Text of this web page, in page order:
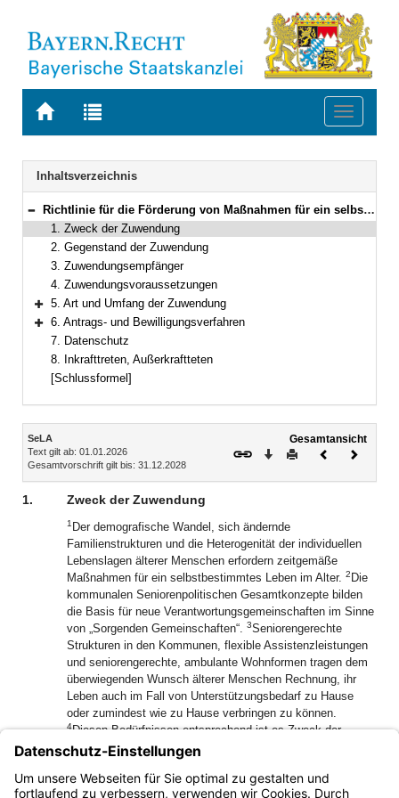
Zur
BAYERN.RECHT
Zur
letzten
Suche
Toggle
Navigation
Inhaltsverzeichnis
Bereich reduzieren
Richtlinie für die Förderung von Maßnahmen für ein selbstbestimmtes Leben im Alter
1. Zweck der Zuwendung
2. Gegenstand der Zuwendung
3. Zuwendungsempfänger
4. Zuwendungsvoraussetzungen
Bereich erweitern
5. Art und Umfang der Zuwendung
Bereich erweitern
6. Antrags- und Bewilligungsverfahren
7. Datenschutz
8. Inkrafttreten, Außerkraftteten
[Schlussformel]
Inhalt
SeLA
Text gilt ab: 01.01.2026
Gesamtvorschrift gilt bis: 31.12.2028
Gesamtansicht
Download
DruckenVorheriges
1. Zweck der Zuwendung
1 Der demografische Wandel, sich ändernde
Familienstrukturen und die Heterogenität der individuellen
Lebenslagen älterer Menschen erfordern zeitgemäße
Maßnahmen für ein selbstbestimmtes Leben im Alter. 2 Die
kommunalen Seniorenpolitischen Gesamtkonzepte bilden
die Basis für neue Verantwortungsgemeinschaften im Sinne
von „Sorgenden Gemeinschaften“. 3Seniorengerechte
Strukturen in den Kommunen, flexible Assistenzleistungen
und seniorengerechte, ambulante Wohnformen tragen dem
überwiegenden Wunsch älterer Menschen Rechnung, ihr
Leben auch im Fall von Unterstützungsbedarf zu Hause
oder zumindest wie zu Hause verbringen zu können.
4Diesen Bedürfnissen entsprechend ist es Zweck der
Zuwendung, die Umsetzung zeitgemäßer Maßnahmen für
ein selbstbestimmtes Leben zu Hause oder wie zu Hause
im Alter in Bayern voran zu bringen.5Dies entspricht auch